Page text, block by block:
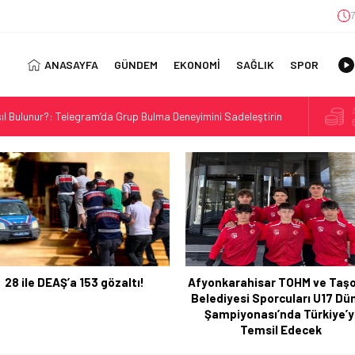
ANASAYFA GÜNDEM EKONOMİ SAĞLIK SPOR
Bulunur?: Telegram’da Grup Bulma Deneyimini Sadeleştirin
Trendleri: Doğal ve Modern Tasarım Önerileri
Uzun Vadede Sosyal Medya Başarısı Nasıl Sağlanır?
Discover the Convenience of Istanbul Transfer Services
Kız Öğrenci Yurtları
Maliyetlerle Verimlilik Sağlayın
Your Canada Immigration Guide Awaits
Diş Tedavisinin Yeni Yüzü
Dünyada Öne Çıkan Bir İsim
28 ile DEAŞ’a 153 gözaltı!
Afyonkarahisar TOHM ve
Belediyesi Sporcuları U17
Şampiyonası’nda
Temsil Edecek